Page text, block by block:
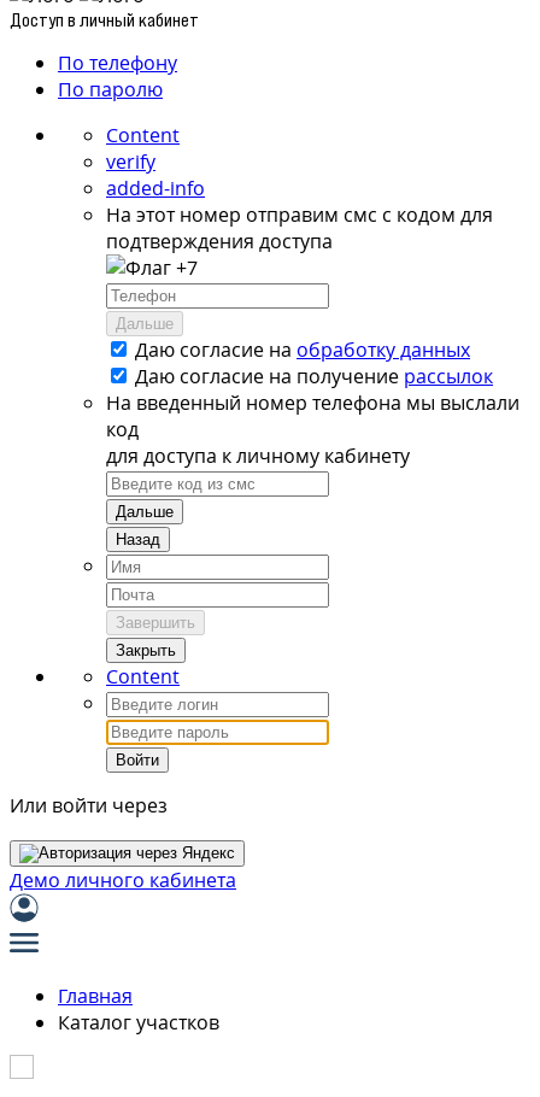
Доступ в личный кабинет
По телефону
По паролю
Content
verify
added-info
На этот номер отправим смс с кодом для
подтверждения доступа
+7
Дальше
Даю согласие на обработку данных
Даю согласие на получение рассылок
На введенный номер телефона мы выслали
код
для доступа к личному кабинету
Дальше
Назад
Завершить
Закрыть
Content
Войти
Или войти через
Демо личного кабинета
Главная
Каталог участков